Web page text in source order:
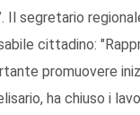
Il segretario
cittadino:
promuovere
ha chiuso i